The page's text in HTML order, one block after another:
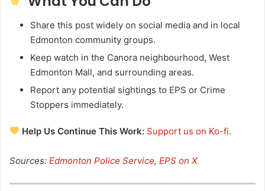
Share this post widely on social media and in local
Edmonton community groups.
Keep watch in the Canora neighbourhood, West
Edmonton Mall, and surrounding areas.
Report any potential sightings to EPS or Crime
Stoppers immediately.
Help Us Continue This Work: Support us on Ko-fi.
Sources: Edmonton Police Service, EPS on X